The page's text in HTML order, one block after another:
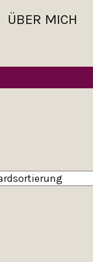
ÜBER MICH